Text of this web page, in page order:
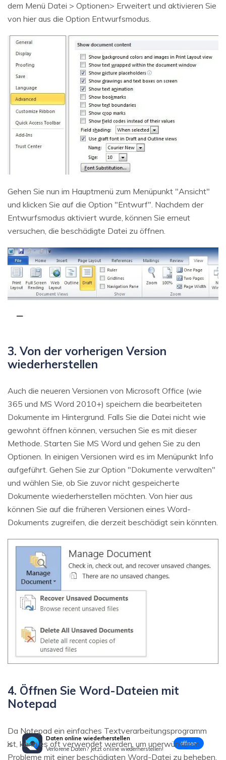
dem Menü Datei > Optionen> Erweitert und aktivieren Sie
von hier aus die Option Entwurfsmodus.
Gehen Sie nun im Hauptmenü zum Menüpunkt "Ansicht"
und klicken Sie auf die Option "Entwurf". Nachdem der
Entwurfsmodus aktiviert wurde, können Sie erneut
versuchen, die beschädigte Datei zu öffnen.
3. Von der vorherigen Version
wiederherstellen
Auch die neueren Versionen von Microsoft Office (wie
365 und MS Word 2010+) speichern die bearbeiteten
Dokumente im Hintergrund. Falls Sie die Datei nicht wie
gewohnt öffnen können, versuchen Sie es mit dieser
Methode. Starten Sie MS Word und gehen Sie zu den
Optionen. In einigen Versionen wird es im Menüpunkt Info
aufgeführt. Gehen Sie zur Option "Dokumente verwalten"
und wählen Sie, ob Sie zuvor nicht gespeicherte
Dokumente wiederherstellen möchten. Von hier aus
können Sie auf die früheren Versionen eines Word-
Dokuments zugreifen, die derzeit beschädigt sein könnten.
4. Öffnen Sie Word-Dateien mit
Notepad
Da Notepad ein einfaches Textverarbeitungsprogramm
ist, kann es oft verwendet werden, um unerwünschte
Probleme mit einer beschädigten Word-Datei zu beheben.
Daten online wiederherstellen
Verlorene Daten? Jetzt online wiederherstellen!
öffnen